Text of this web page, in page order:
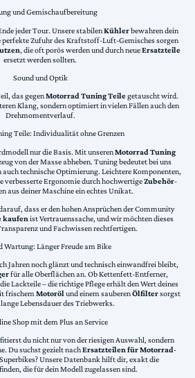
und Gemischaufbereitung
jeder Tour. Unsere stabilenKühlerbewahren dein
perfekte Zufuhr des Kraftstoff-Luft-Gemisches sorgen
, die oft porös werden und durch neueErsatzteile
ersetzt werden sollten.
Sound und Optik
das gegenMotorrad Tuning Teilegetauscht wird.
Klang, sondern optimiert in vielen Fällen auch den
Drehmomentverlauf.
Teile: Individualität ohne Grenzen
nur die Basis. Mit unserenMotorrad Tuning
von der Masse abheben. Tuning bedeutet bei uns
technische Optimierung. Leichtere Komponenten,
verbesserte Ergonomie durch hochwertigeZubehör-
aus deiner Maschine ein echtes Unikat.
dass er den hohen Ansprüchen der Community
kaufen ist Vertrauenssache, und wir möchten dieses
und Fachwissen rechtfertigen.
Wartung: Länger Freude am Bike
Jahren noch glänzt und technisch einwandfrei bleibt,
für alle Oberflächen an. Ob Kettenfett-Entferner,
Lackteile – die richtige Pflege erhält den Wert deines
frischemMotorölund einem sauberenÖlfiltersorgst
Lebensdauer des Triebwerks.
Shop mit dem Plus an Service
du nicht nur von der riesigen Auswahl, sondern
Du suchst gezielt nachErsatzteilen für Motorrad-
Unsere Datenbank hilft dir, exakt die
die für dein Modell zugelassen sind.